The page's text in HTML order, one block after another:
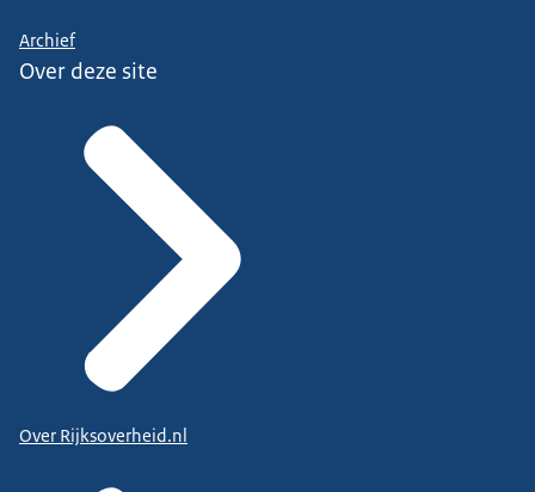
Archief
Over deze site
Over Rijksoverheid.nl